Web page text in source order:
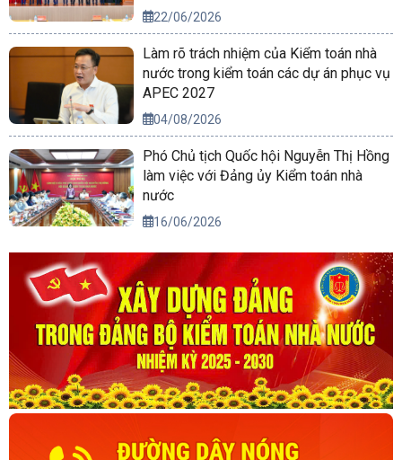
22/06/2026
Làm rõ trách nhiệm của Kiểm toán nhà
nước trong kiểm toán các dự án phục vụ
APEC 2027
04/08/2026
Phó Chủ tịch Quốc hội Nguyễn Thị Hồng
làm việc với Đảng ủy Kiểm toán nhà
nước
16/06/2026